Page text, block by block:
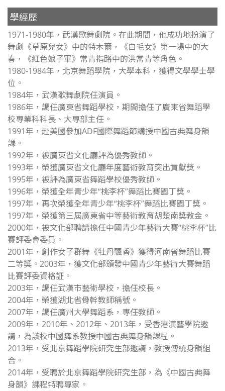
學經歷
1971-1980年，武漢歌舞劇院。在此期間，他成功地扮演了
舞劇《草原兒女》中的特木爾，《白毛女》第一場中的大
春，《紅色娘子軍》常青指路中的洪常青等角色。
1980-1984年，北京舞蹈學院，大學本科，獲得文學學士學
位。
1984年，武漢歌舞劇院任演員。
1986年，調任廣東省舞蹈學校，期間擔任了廣東省舞蹈學
校專業科科長、大專部主任。
1991年，赴美國參加ADF國際舞蹈節講授中國古典舞身韻
課。
1992年，被廣東省文化廳評為優秀教師。
1993年，榮獲廣東省文化廳年度藝術教育突出貢獻獎。
1995年，被評為廣東省舞蹈學校優秀教師。
1996年，榮獲全年青少年“桃李杯”舞蹈比賽園丁獎。
1997年，再次榮獲全年青少年“桃李杯”舞蹈比賽園丁獎。
1997年，榮獲第三屆廣東省中等藝術教育胡楚南獎教金。
2000年，被文化部聘請擔任中國青少年藝術大賽“桃李杯”比
賽評委會委員。
2001年，創作女子群舞《牡丹飄香》獲得河南省舞蹈比賽
二等獎。2003年，獲文化部頒發中國青少年藝術大賽舞蹈
比賽評委資格証。
2003年，調任武漢市藝術學校，擔任校長。
2004年，榮獲湖北省骨幹教師稱號。
2007年，調任廣州大學舞蹈系，專任教師。
2009年，2010年、2012年、2013年，受香港演藝學院邀
請，為該校中國舞系教授中國古典舞身韻課程。
2013年，受北京舞蹈學院研究生部邀請，教授傳統身韻組
合。
2014年，受聘於北京舞蹈學院研究生部，為《中國古典舞
身韻》課程特聘專家。